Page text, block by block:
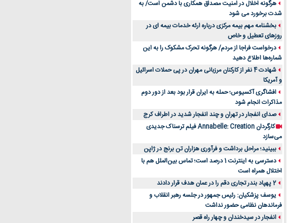
هرگونه اخلال در امنیت مصداق همکاری با دشمن است/ به
شدت برخورد می شود
بخشنامه مهم بیمه مرکزی درباره ارئه خدمات بیمه ای در
روزهای تعطیل و خاص
درخواست فراجا از مردم/ هرگونه تحرک مشکوک را به این
شماره‌ها اطلاع دهید
شهادت 4 نفر از کارکنان مرزبانی مهران در پی حملات اسرائیل
و آمریکا
افشاگری آکسیوس؛ حمله به ایران قرار بود بعد از دور دوم
مذاکرات انجام شود
صدای انفجار در تهران و چند انفجار شدید در اطراف کرج
کارگردان Annabelle: Creation فیلم ترسناک جدیدی
می‌سازد
ببینید؛ مراحل برداشت و فرآوری هزاران تن برنج در ژاپن
دسترسی به اینترنت 1 درصد است؛ تماس بین‌الملل هم با
اختلال همراه است
2 پهپاد بندر تجاری دقم را در عمان هدف قرار دادند
یوسف پزشکیان: رئیس جمهور در جلسه رهبر انقلاب و
فرماندهان نظامی حضور نداشت
انفجار در سیدخندان و چهار راه قصر